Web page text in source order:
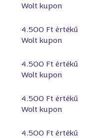
Wolt kupon
4.500 Ft értékű
Wolt kupon
4.500 Ft értékű
Wolt kupon
4.500 Ft értékű
Wolt kupon
4.500 Ft értékű